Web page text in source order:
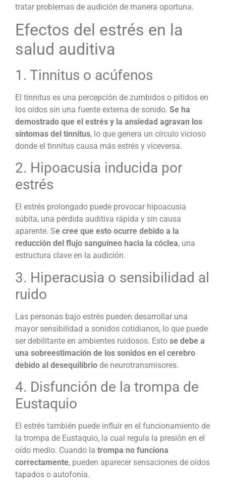
tratar problemas de audición de manera oportuna.
Efectos del estrés en la
salud auditiva
1. Tinnitus o acúfenos
El tinnitus es una percepción de zumbidos o pitidos en
los oídos sin una fuente externa de sonido. Se ha
demostrado que el estrés y la ansiedad agravan los
síntomas del tinnitus, lo que genera un círculo vicioso
donde el tinnitus causa más estrés y viceversa.
2. Hipoacusia inducida por
estrés
El estrés prolongado puede provocar hipoacusia
súbita, una pérdida auditiva rápida y sin causa
aparente. Se cree que esto ocurre debido a la
reducción del flujo sanguíneo hacia la cóclea, una
estructura clave en la audición.
3. Hiperacusia o sensibilidad al
ruido
Las personas bajo estrés pueden desarrollar una
mayor sensibilidad a sonidos cotidianos, lo que puede
ser debilitante en ambientes ruidosos. Esto se debe a
una sobreestimación de los sonidos en el cerebro
debido al desequilibrio de neurotransmisores.
4. Disfunción de la trompa de
Eustaquio
El estrés también puede influir en el funcionamiento de
la trompa de Eustaquio, la cual regula la presión en el
oído medio. Cuando la trompa no funciona
correctamente, pueden aparecer sensaciones de oídos
tapados o autofonía.